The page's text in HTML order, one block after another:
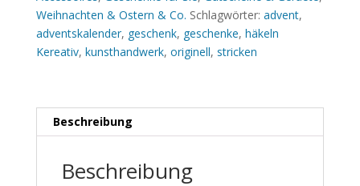
Weihnachten & Ostern & Co. Schlagwörter: advent,
adventskalender, geschenk, geschenke, häkeln
Kereativ, kunsthandwerk, originell, stricken
Beschreibung
Beschreibung